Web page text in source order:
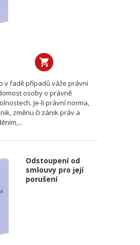
v řadě případů váže právní
osoby o právně
Je-li právní norma,
změnu či zánik práv a
Odstoupení od
smlouvy pro její
porušení